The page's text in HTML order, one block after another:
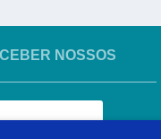
NOSSOS